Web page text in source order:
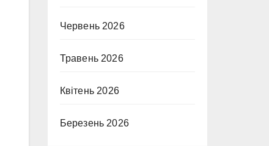
Червень 2026
Травень 2026
Квітень 2026
Березень 2026